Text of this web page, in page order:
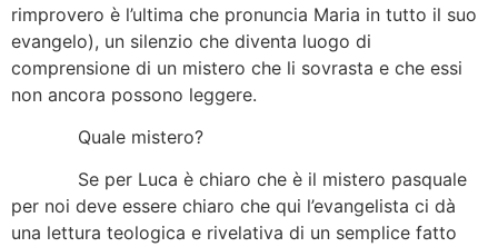
rimprovero è l’ultima che pronuncia Maria in tutto il suo
evangelo), un silenzio che diventa luogo di
comprensione di un mistero che li sovrasta e che essi
non ancora possono leggere.
Quale mistero?
Se per Luca è chiaro che è il mistero pasquale
per noi deve essere chiaro che qui l’evangelista ci dà
una lettura teologica e rivelativa di un semplice fatto